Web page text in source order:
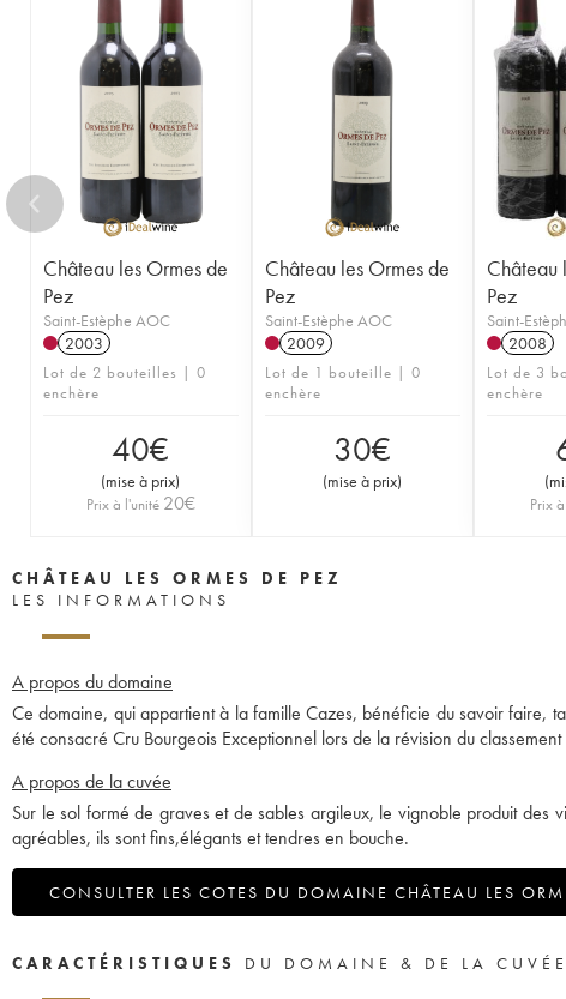
Château les Ormes de
Pez
Saint-Estèphe AOC
2003
Lot de 2 bouteilles | 0
enchère
40€
(mise à prix)
Prix à l'unité 20€
Château les Ormes de
Pez
Saint-Estèphe AOC
2009
Lot de 1 bouteille | 0
enchère
30€
(mise à prix)
Château
Pez
Saint-
2008
Lot de 3
enchère
(
Prix
CHÂTEAU LES ORMES DE PEZ
LES INFORMATIONS
A propos du domaine
Ce domaine, qui appartient à la famille Cazes, bénéficie du savoir faire,
été consacré Cru Bourgeois Exceptionnel lors de la révision du
A propos de la cuvée
Sur le sol formé de graves et de sables argileux, le vignoble produit des
agréables, ils sont fins,élégants et tendres en bouche.
CONSULTER LES COTES DU DOMAINE CHÂTEAU LES
CARACTÉRISTIQUES DU DOMAINE & DE LA CUVÉE